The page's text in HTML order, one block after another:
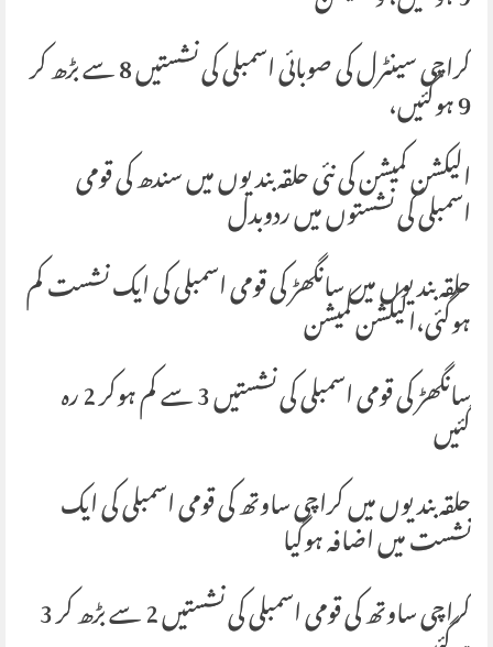
کراچی سینٹرل کی صوبائی اسمبلی کی نشستیں 8 سے بڑھ کر
9 ہوگئیں،
الیکشن کمیشن کی نئی حلقہ بندیوں میں سندھ کی قومی
اسمبلی کی نشستوں میں ردوبدل
حلقہ بندیوں میں سانگھڑ کی قومی اسمبلی کی ایک نشست کم
ہوگئی،الیکشن کمیشن
سانگھڑ کی قومی اسمبلی کی نشستیں 3 سے کم ہوکر 2 رہ
گئیں
حلقہ بندیوں میں کراچی ساوتھ کی قومی اسمبلی کی ایک
نشست میں اضافہ ہوگیا
کراچی ساوتھ کی قومی اسمبلی کی نشستیں 2 سے بڑھ کر 3